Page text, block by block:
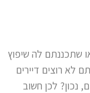
שתכננתם לה שיפוץ
לא רוצים דיירים
נכון? לכן חשוב